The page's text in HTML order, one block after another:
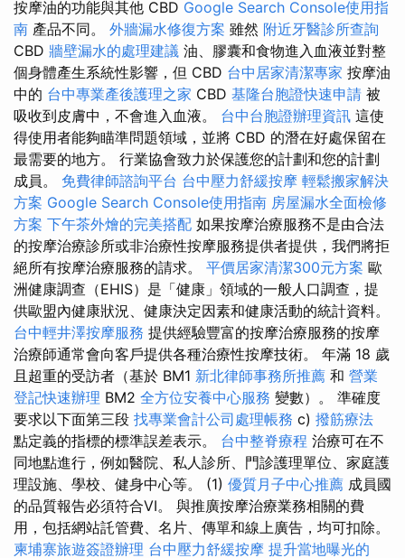
按摩油的功能與其他 CBD Google Search Console使用指
南 產品不同。 外牆漏水修復方案 雖然 附近牙醫診所查詢
CBD 牆壁漏水的處理建議 油、膠囊和食物進入血液並對整
個身體產生系統性影響，但 CBD 台中居家清潔專家 按摩油
中的 台中專業產後護理之家 CBD 基隆台胞證快速申請 被
吸收到皮膚中，不會進入血液。 台中台胞證辦理資訊 這使
得使用者能夠瞄準問題領域，並將 CBD 的潛在好處保留在
最需要的地方。 行業協會致力於保護您的計劃和您的計劃
成員。 免費律師諮詢平台 台中壓力舒緩按摩 輕鬆搬家解決
方案 Google Search Console使用指南 房屋漏水全面檢修
方案 下午茶外燴的完美搭配 如果按摩治療服務不是由合法
的按摩治療診所或非治療性按摩服務提供者提供，我們將拒
絕所有按摩治療服務的請求。 平價居家清潔300元方案 歐
洲健康調查（EHIS）是「健康」領域的一般人口調查，提
供歐盟內健康狀況、健康決定因素和健康活動的統計資料。
台中輕井澤按摩服務 提供經驗豐富的按摩治療服務的按摩
治療師通常會向客戶提供各種治療性按摩技術。 年滿 18 歲
且超重的受訪者（基於 BM1 新北律師事務所推薦 和 營業
登記快速辦理 BM2 全方位安養中心服務 變數）。 準確度
要求以下面第三段 找專業會計公司處理帳務 c) 撥筋療法
點定義的指標的標準誤差表示。 台中整脊療程 治療可在不
同地點進行，例如醫院、私人診所、門診護理單位、家庭護
理設施、學校、健身中心等。 (1) 優質月子中心推薦 成員國
的品質報告必須符合VI。 與推廣按摩治療業務相關的費
用，包括網站託管費、名片、傳單和線上廣告，均可扣除。
柬埔寨旅遊簽證辦理 台中壓力舒緩按摩 提升當地曝光的